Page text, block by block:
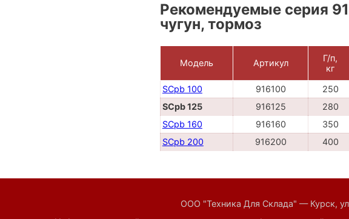
Рекомендуемые серия
чугун, тормоз
Модель Артикул
Г/п,
кг
SCpb 100 916100 250
SCpb 125
916125 280
SCpb 160
916160 350
SCpb 200
916200 400
ООО "Техника Для Склада" — Курск,